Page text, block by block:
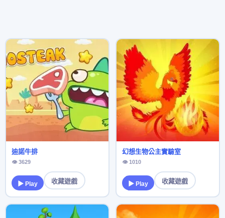
迪諾牛排
👁 3629
▶ Play 收藏遊戲
幻想生物公主實驗室
👁 1010
▶ Play 收藏遊戲